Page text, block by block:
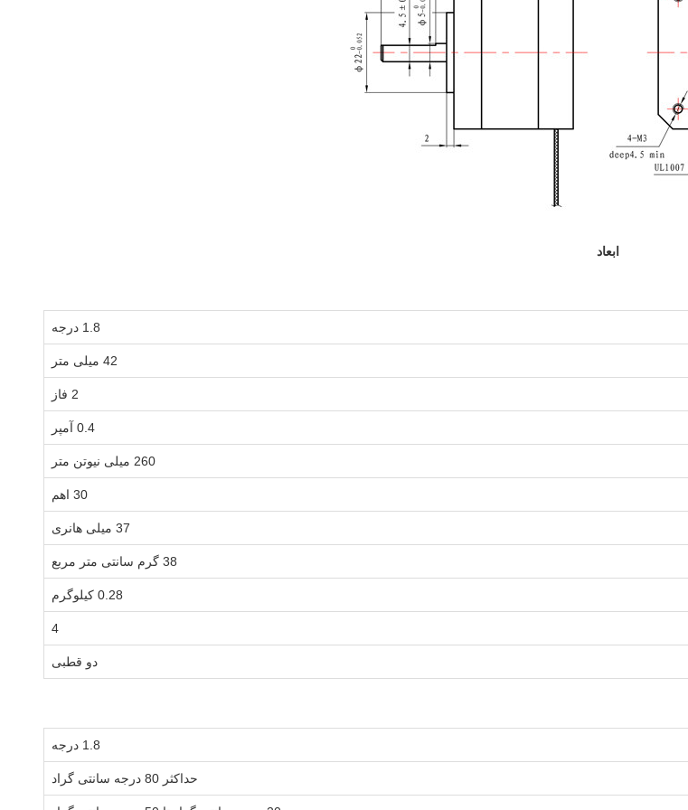
ابعاد
1.8 درجه
42 میلی متر
2 فاز
0.4 آمپر
260 میلی نیوتن متر
30 اهم
37 میلی هانری
38 گرم سانتی متر مربع
0.28 کیلوگرم
4
دو قطبی
1.8 درجه
حداکثر 80 درجه سانتی گراد